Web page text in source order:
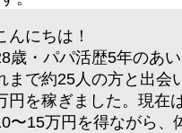
んにちは！
歳・パパ活歴5年のあ
まで約25人の方と出会
円を稼ぎました。現在
〜15万円を得ながら、